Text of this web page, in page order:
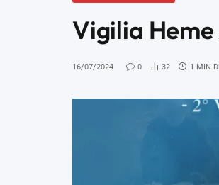
Vigilia Heme
16/07/2024 0 32 1 MIN